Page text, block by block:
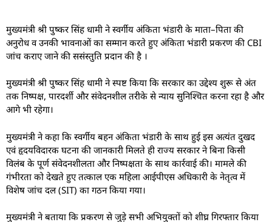
मुख्यमंत्री श्री पुष्कर सिंह धामी ने स्वर्गीय अंकिता भंडारी के माता–पिता की
अनुरोध व उनकी भावनाओं का सम्मान करते हुए अंकिता भंडारी प्रकरण की CBI
जांच कराए जाने की ससंस्तुति प्रदान की है ।
मुख्यमंत्री श्री पुष्कर सिंह धामी ने स्पष्ट किया कि सरकार का उद्देश्य शुरू से अंत
तक निष्पक्ष, पारदर्शी और संवेदनशील तरीके से न्याय सुनिश्चित करना रहा है और
आगे भी रहेगा।
मुख्यमंत्री ने कहा कि स्वर्गीय बहन अंकिता भंडारी के साथ हुई इस अत्यंत दुखद
एवं हृदयविदारक घटना की जानकारी मिलते ही राज्य सरकार ने बिना किसी
विलंब के पूर्ण संवेदनशीलता और निष्पक्षता के साथ कार्रवाई की। मामले की
गंभीरता को देखते हुए तत्काल एक महिला आईपीएस अधिकारी के नेतृत्व में
विशेष जांच दल (SIT) का गठन किया गया।
मुख्यमंत्री ने बताया कि प्रकरण से जुड़े सभी अभियुक्तों को शीघ्र गिरफ्तार किया